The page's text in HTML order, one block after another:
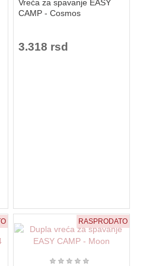
Vreća za spavanje EASY
CAMP - Cosmos
3.318 rsd
RASPRODATO
★ ★ ★ ★ ★